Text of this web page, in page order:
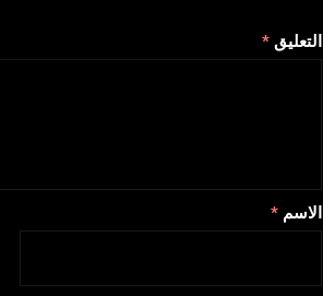
التعليق*
الاسم*